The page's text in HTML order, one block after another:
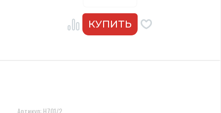
Артикул: Н701/2